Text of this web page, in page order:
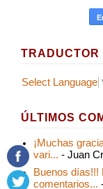
TRADUCTOR
Select Language
ÚLTIMOS
¡Muchas
vari... - Juan
Buenos días!!!
comentarios...